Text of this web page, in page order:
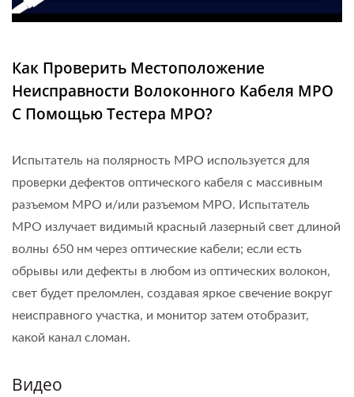
Как Проверить Местоположение
Неисправности Волоконного Кабеля MPO
С Помощью Тестера MPO?
Испытатель на полярность MPO используется для
проверки дефектов оптического кабеля с массивным
разъемом MPO и/или разъемом MPO. Испытатель
MPO излучает видимый красный лазерный свет длиной
волны 650 нм через оптические кабели; если есть
обрывы или дефекты в любом из оптических волокон,
свет будет преломлен, создавая яркое свечение вокруг
неисправного участка, и монитор затем отобразит,
какой канал сломан.
Видео